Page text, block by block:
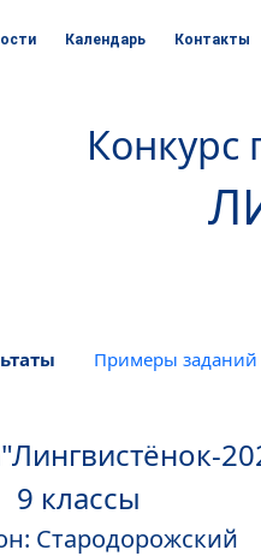
Календарь Контакты
Примеры заданий
9 классы